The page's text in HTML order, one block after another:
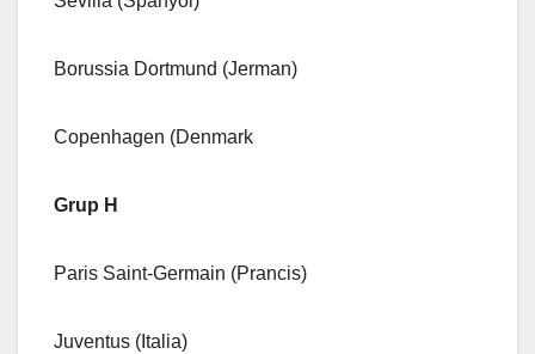
Borussia Dortmund (Jerman)
Copenhagen (Denmark
Grup H
Paris Saint-Germain (Prancis)
Juventus (Italia)